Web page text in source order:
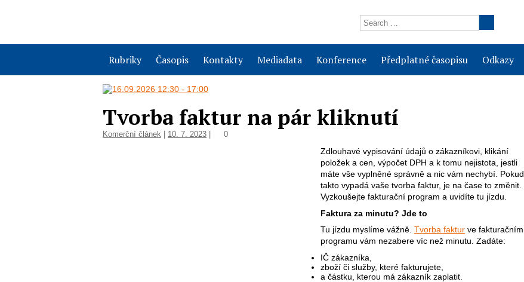
Rubriky Časopis Kontakty Mediadata Konference Předplatné časopisu Odkazy
Tvorba faktur na pár kliknutí
Komerční článek 10. 7. 2023 0
Zdlouhavé vypisování údajů o zákazníkovi, klikání
položek a cen, výpočet DPH a k tomu nejistota, jestli
máte vše vyplněné správně a nic vám nechybí. Pokud
takto vypadá vaše tvorba faktur, je na čase to změnit.
Vyzkoušejte fakturační program a uvidíte tu jízdu.
Faktura za minutu? Jde to
Tu jízdu myslíme vážně. Tvorba faktur ve fakturačním
programu vám nezabere víc než minutu. Zadáte:
IČ zákazníka,
zboží či služby, které fakturujete,
a částku, kterou má zákazník zaplatit.